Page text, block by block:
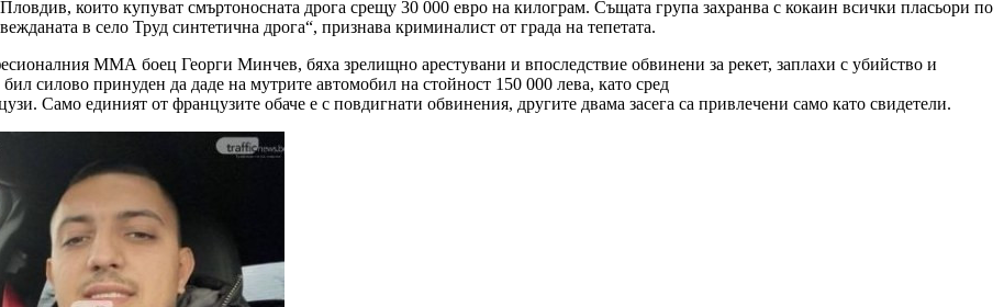
които купуват смъртоносната дрога срещу 30 000 евро на килограм. Същата група захранва с кокаин всички пласьори по
в село Труд синтетична дрога“, признава криминалист от града на тепетата.
ММА боец Георги Минчев, бяха зрелищно арестувани и впоследствие обвинени за рекет, заплахи с убийство и
силово принуден да даде на мутрите автомобил на стойност 150 000 лева, като сред
Само единият от французите обаче е с повдигнати обвинения, другите двама засега са привлечени само като свидетели.